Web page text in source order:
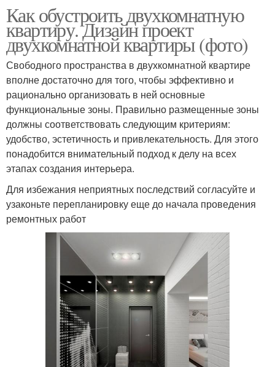
Как обустроить двухкомнатную
квартиру. Дизайн проект
двухкомнатной квартиры (фото)
Свободного пространства в двухкомнатной квартире
вполне достаточно для того, чтобы эффективно и
рационально организовать в ней основные
функциональные зоны. Правильно размещенные зоны
должны соответствовать следующим критериям:
удобство, эстетичность и привлекательность. Для этого
понадобится внимательный подход к делу на всех
этапах создания интерьера.
Для избежания неприятных последствий согласуйте и
узаконьте перепланировку еще до начала проведения
ремонтных работ